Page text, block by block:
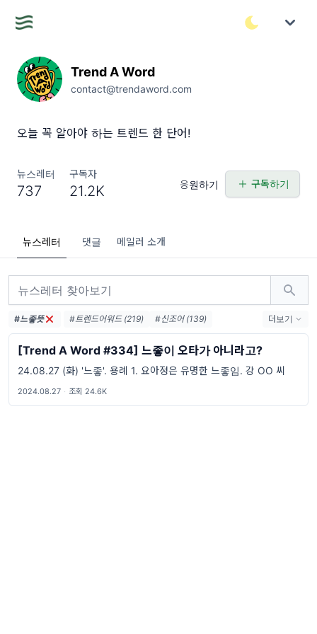
Trend A Word
contact@trendaword.com
오늘 꼭 알아야 하는 트렌드 한 단어!
뉴스레터
737
구독자
21.2K 응원하기 구독하기
뉴스레터 댓글 메일러 소개
#느좋뜻 #트렌드어워드 (219)
#신조어 (139)
#trendaword (117)
#유행어 (57)
#휴재 (29)
#트렌드어워드뉴스레터 (25)
#요즘밈 (25)
#트렌드어워드레터 (25)
#밈 (24)
#2026밈 (24)
#밈추천 (20)
#하루휴재 (18) #밈뜻 (18)
더보기
[Trend A Word #334] 느좋이 오타가 아니라고?
24.08.27 (화) '느좋'. 용례 1. 요아정은 유명한 느좋임. 강 OO 씨
2024.08.27 · 조회 24.6K